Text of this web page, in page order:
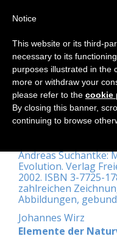
Andreas Suchantke:
Evolution. Verlag
2002. ISBN 3-7725-
zahlreichen
Abbildungen,
Johannes Wirz
Elemente der
Notice
This website or its third-
necessary to its
purposes illustrated in the
more or withdraw your
please refer to the cookie
By closing this banner,
continuing to browse